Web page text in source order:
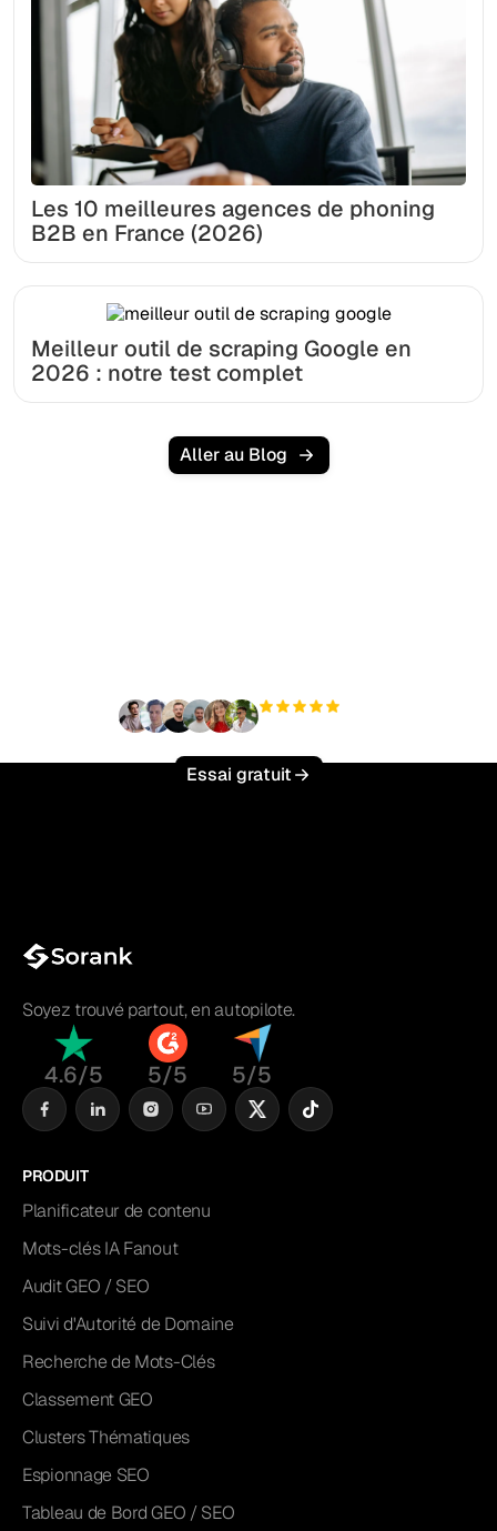
Les 10 meilleures agences de phoning
B2B en France (2026)
Meilleur outil de scraping Google en
2026 : notre test complet
Aller au Blog
Essai gratuit
Soyez trouvé partout, en autopilote.
4.6/5 5/5 5/5
PRODUIT
Planificateur de contenu
Mots-clés IA Fanout
Audit GEO / SEO
Suivi d'Autorité de Domaine
Recherche de Mots-Clés
Classement GEO
Clusters Thématiques
Espionnage SEO
Tableau de Bord GEO / SEO